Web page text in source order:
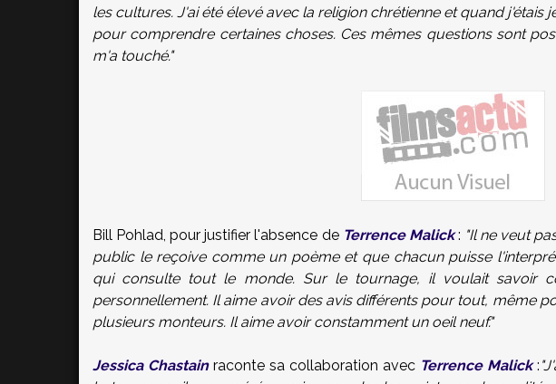
les cultures. J'ai été élevé avec la religion chrétienne et quand j'étais
pour comprendre certaines choses. Ces mêmes questions sont
m'a touché."
Bill Pohlad, pour justifier l'absence de Terrence Malick: "Il ne veut
public le reçoive comme un poème et que chacun puisse
qui consulte tout le monde. Sur le tournage, il voulait savoir
personnellement. Il aime avoir des avis différents pour tout, même
plusieurs monteurs. Il aime avoir constamment un oeil neuf."
Jessica Chastainraconte sa collaboration avec Terrence Malick: